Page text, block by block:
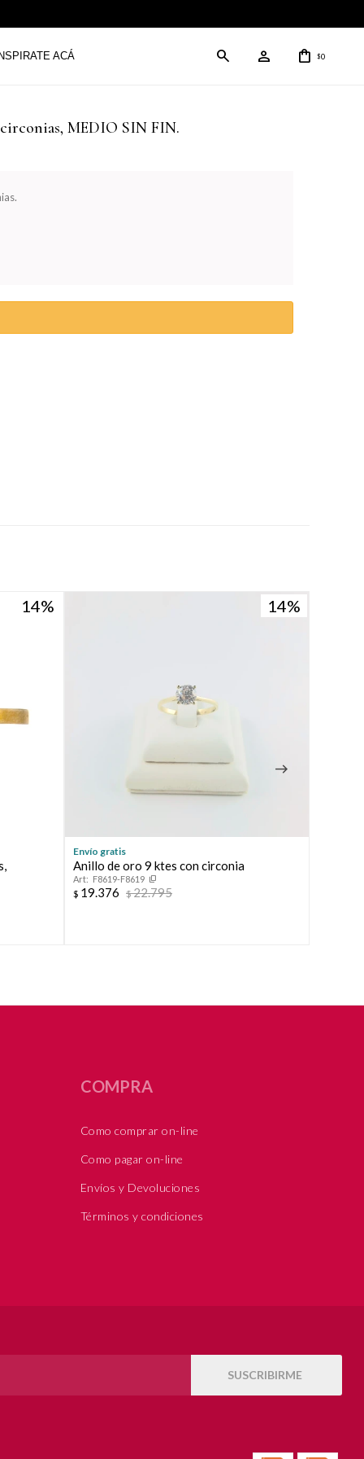
INSPIRATE ACÁ $0
MEDIO SIN FIN.
14
14 14
14
Envío gratis
Anillo de oro 9 ktes con circonia
F8619-F8619
$ 19.376 $22.795
SUSCRIBIRME
COMPRA
Como comprar on-line
Como pagar on-line
Envíos y Devoluciones
Términos y condiciones